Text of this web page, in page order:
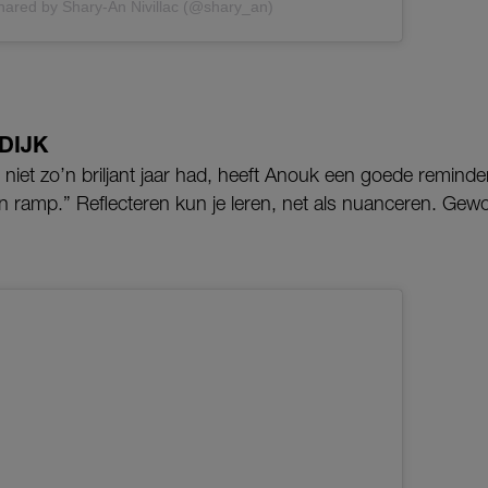
by Shary-An Nivillac (@shary_an)
zo’n briljant jaar had, heeft Anouk een goede
ramp.” Reflecteren kun je leren, net als nuanceren.